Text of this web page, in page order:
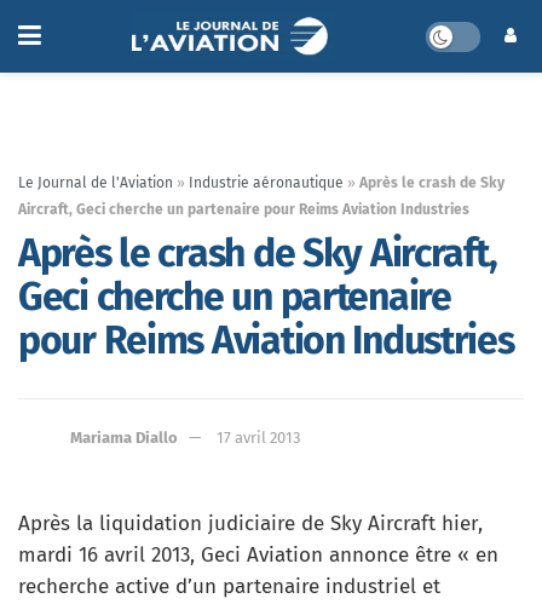
Le Journal de l'Aviation » Industrie aéronautique » Après le crash de Sky
Aircraft, Geci cherche un partenaire pour Reims Aviation Industries
Après le crash de Sky Aircraft,
Geci cherche un partenaire
pour Reims Aviation Industries
Mariama Diallo 17 avril 2013
Après la liquidation judiciaire de Sky Aircraft hier,
mardi 16 avril 2013, Geci Aviation annonce être « en
recherche active d’un partenaire industriel et